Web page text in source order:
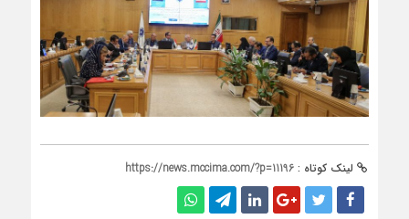
لینک کوتاه : https://news.mccima.com/?p=11196